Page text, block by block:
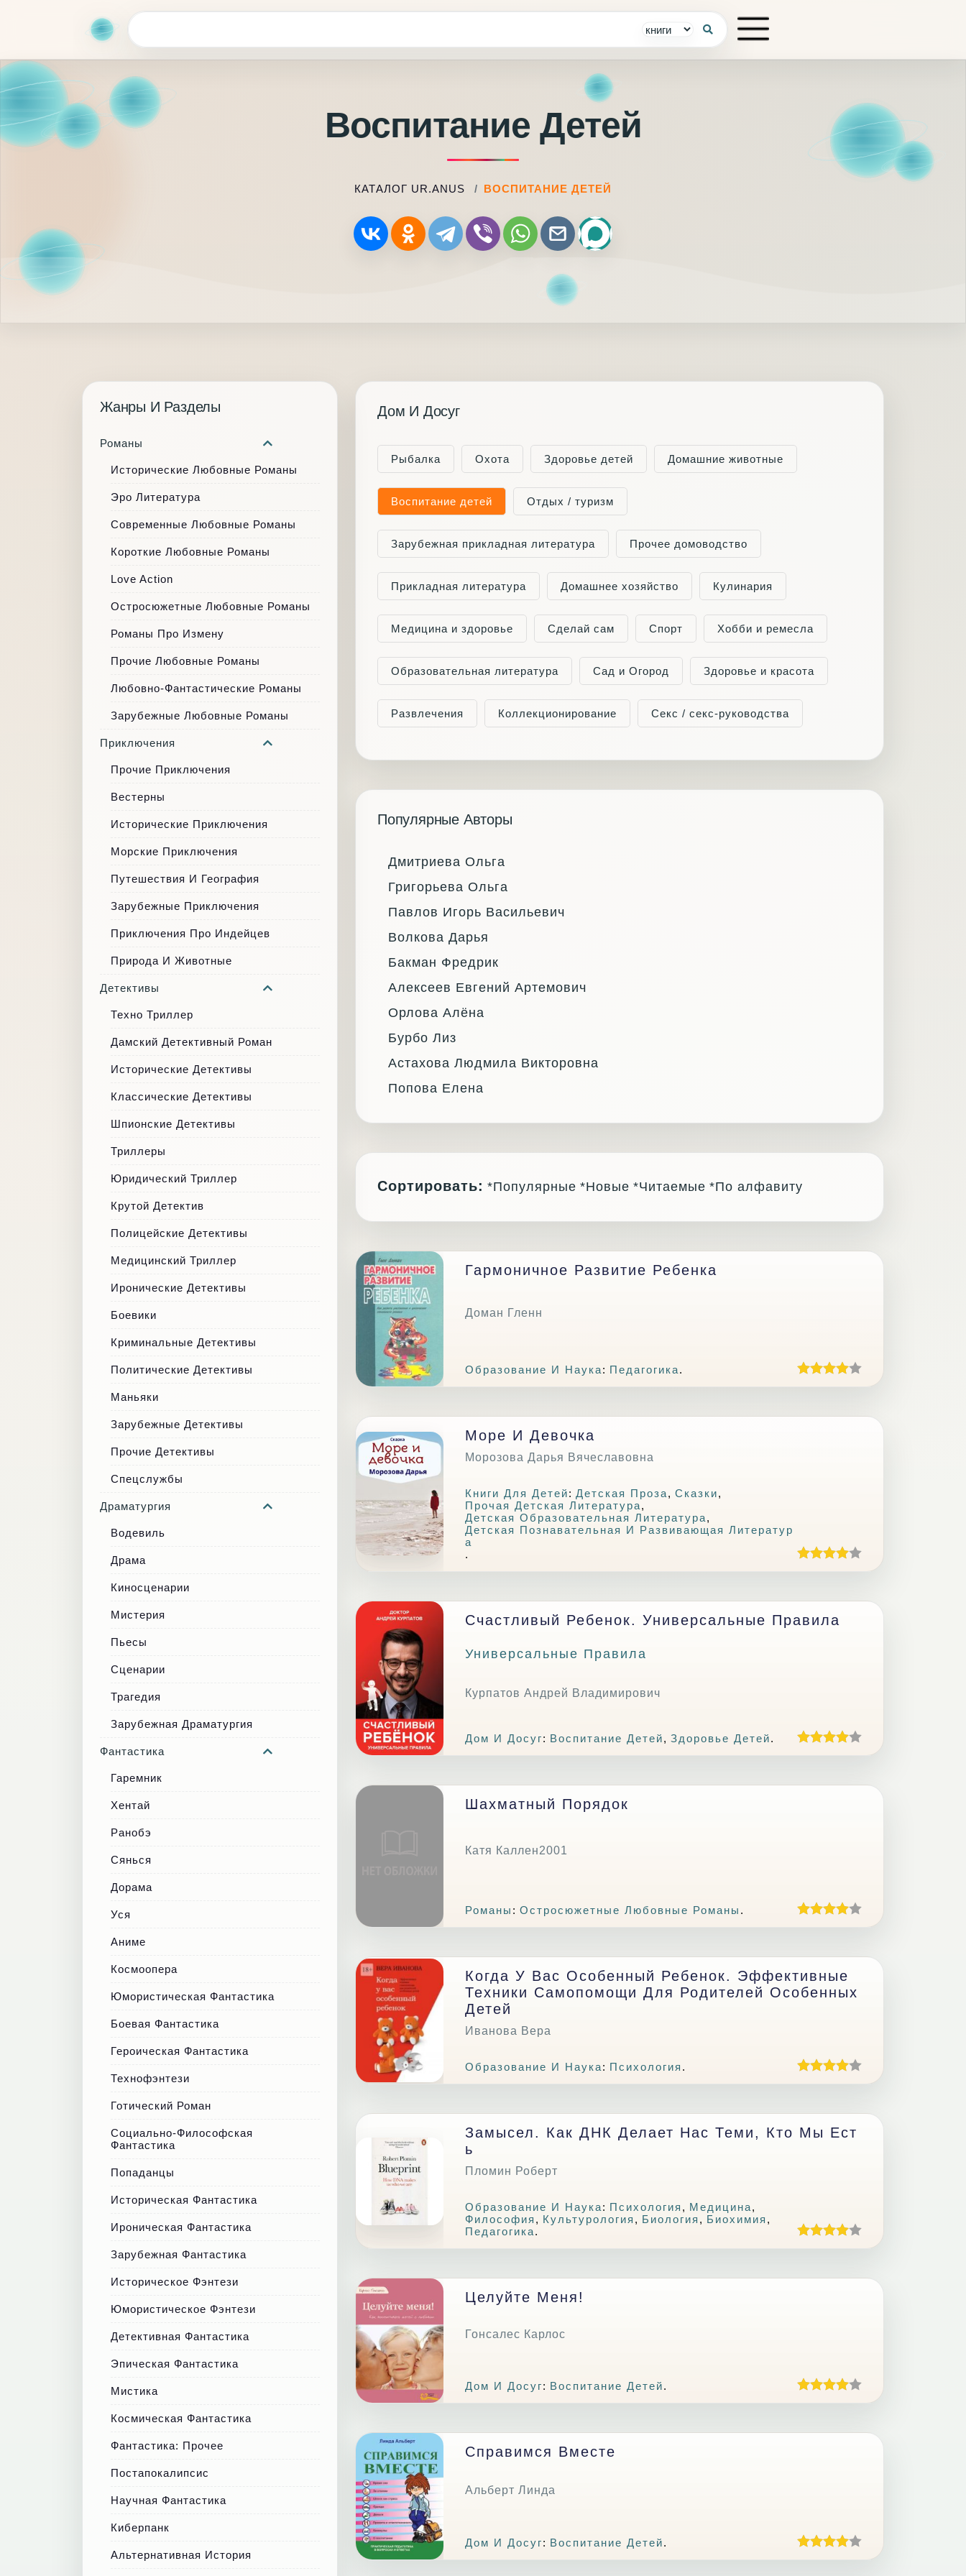
Воспитание Детей
КАТАЛОГ UR.ANUS ВОСПИТАНИЕ ДЕТЕЙ
Дом И Досуг
Рыбалка Охота Здоровье детей Домашние животные
Воспитание детей Отдых / туризм
Зарубежная прикладная литература Прочее домоводство
Прикладная литература Домашнее хозяйство Кулинария
Медицина и здоровье Сделай сам Спорт Хобби и ремесла
Образовательная литература Сад и Огород Здоровье и красота
Развлечения Коллекционирование Секс / секс-руководства
Популярные Авторы
Дмитриева Ольга
Григорьева Ольга
Павлов Игорь Васильевич
Волкова Дарья
Бакман Фредрик
Алексеев Евгений Артемович
Орлова Алёна
Бурбо Лиз
Астахова Людмила Викторовна
Попова Елена
Сортировать: *Популярные *Новые *Читаемые *По алфавиту
Гармоничное Развитие Ребенка
Доман Гленн
Образование И Наука: Педагогика.
Море И Девочка
Морозова Дарья Вячеславовна
Книги Для Детей: Детская Проза, Сказки,
Прочая Детская Литература,
Детская Образовательная Литература,
Детская Познавательная И Развивающая Литератур
А
.
Счастливый Ребенок. Универсальные Правила
Универсальные Правила
Курпатов Андрей Владимирович
Дом И Досуг: Воспитание Детей, Здоровье Детей.
Шахматный Порядок
Катя Каллен2001
Романы : Остросюжетные Любовные Романы .
Когда У Вас Особенный Ребенок. Эффективные
Техники Самопомощи Для Родителей Особенных
Детей
Иванова Вера
Образование И Наука: Психология .
Замысел. Как ДНК Делает Нас Теми, Кто Мы Ест
Ь
Пломин Роберт
Образование И Наука: Психология , Медицина,
Философия , Культурология , Биология , Биохимия ,
Педагогика.
Целуйте Меня!
Гонсалес Карлос
Дом И Досуг: Воспитание Детей.
Справимся Вместе
Альберт Линда
Дом И Досуг: Воспитание Детей.
Жанры И Разделы
Романы
Исторические Любовные Романы
Эро Литература
Современные Любовные Романы
Короткие Любовные Романы
Love Action
Остросюжетные Любовные Романы
Романы Про Измену
Прочие Любовные Романы
Любовно-Фантастические Романы
Зарубежные Любовные Романы
Приключения
Прочие Приключения
Вестерны
Исторические Приключения
Морские Приключения
Путешествия И География
Зарубежные Приключения
Приключения Про Индейцев
Природа И Животные
Детективы
Техно Триллер
Дамский Детективный Роман
Исторические Детективы
Классические Детективы
Шпионские Детективы
Триллеры
Юридический Триллер
Крутой Детектив
Полицейские Детективы
Медицинский Триллер
Иронические Детективы
Боевики
Криминальные Детективы
Политические Детективы
Маньяки
Зарубежные Детективы
Прочие Детективы
Спецслужбы
Драматургия
Водевиль
Драма
Киносценарии
Мистерия
Пьесы
Сценарии
Трагедия
Зарубежная Драматургия
Фантастика
Гаремник
Хентай
Ранобэ
Сянься
Дорама
Уся
Аниме
Космоопера
Юмористическая Фантастика
Боевая Фантастика
Героическая Фантастика
Технофэнтези
Готический Роман
Социально-Философская
Фантастика
Попаданцы
Историческая Фантастика
Ироническая Фантастика
Зарубежная Фантастика
Историческое Фэнтези
Юмористическое Фэнтези
Детективная Фантастика
Эпическая Фантастика
Мистика
Космическая Фантастика
Фантастика: Прочее
Постапокалипсис
Научная Фантастика
Киберпанк
Альтернативная История